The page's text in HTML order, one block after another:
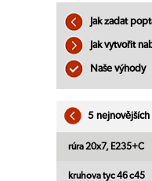
Jak zadat
Jak vytvořit
Naše výhody
5
rúra 20x7, E235+C
kruhova tyc 46 c45